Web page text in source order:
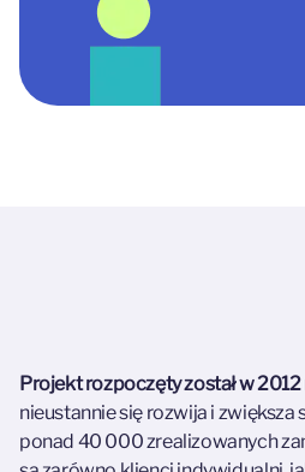
Projekt rozpoczęty został w
nieustannie się rozwija i zwiększa
ponad 40 000 zrealizowanych